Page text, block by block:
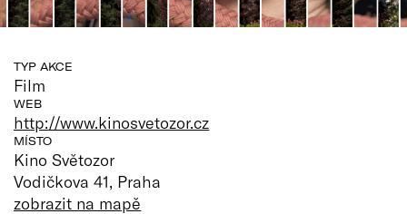
TYP AKCE
Film
WEB
http://www.kinosvetozor.cz
MÍSTO
Kino Světozor
Vodičkova 41, Praha
zobrazit na mapě